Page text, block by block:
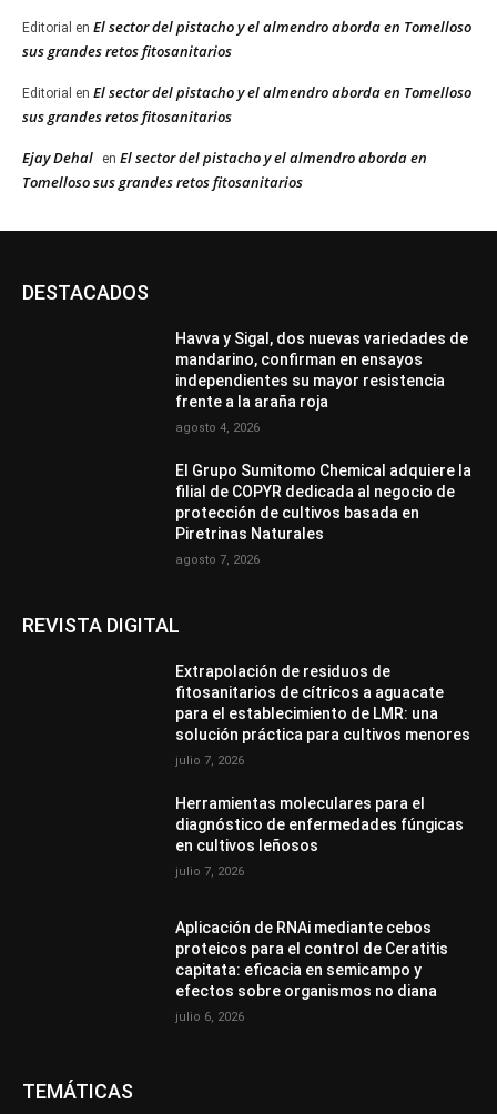
Editorial en El sector del pistacho y el almendro aborda en Tomelloso
sus grandes retos fitosanitarios
Editorial en El sector del pistacho y el almendro aborda en Tomelloso
sus grandes retos fitosanitarios
Ejay Dehal en El sector del pistacho y el almendro aborda en
Tomelloso sus grandes retos fitosanitarios
DESTACADOS
Havva y Sigal, dos nuevas variedades de
mandarino, confirman en ensayos
independientes su mayor resistencia
frente a la araña roja
agosto 4, 2026
El Grupo Sumitomo Chemical adquiere la
filial de COPYR dedicada al negocio de
protección de cultivos basada en
Piretrinas Naturales
agosto 7, 2026
REVISTA DIGITAL
Extrapolación de residuos de
fitosanitarios de cítricos a aguacate
para el establecimiento de LMR: una
solución práctica para cultivos menores
julio 7, 2026
Herramientas moleculares para el
diagnóstico de enfermedades fúngicas
en cultivos leñosos
julio 7, 2026
Aplicación de RNAi mediante cebos
proteicos para el control de Ceratitis
capitata: eficacia en semicampo y
efectos sobre organismos no diana
julio 6, 2026
TEMÁTICAS